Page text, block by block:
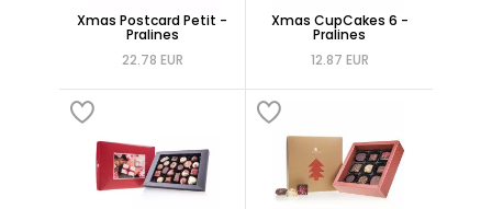
Xmas Postcard Petit -
Pralines
22.78 EUR
Xmas CupCakes 6 -
Pralines
12.87 EUR